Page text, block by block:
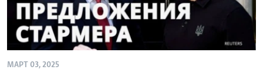
МАРТ 03, 2025